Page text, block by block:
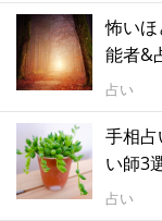
怖い
能者&
占い
手相
い師3
占い